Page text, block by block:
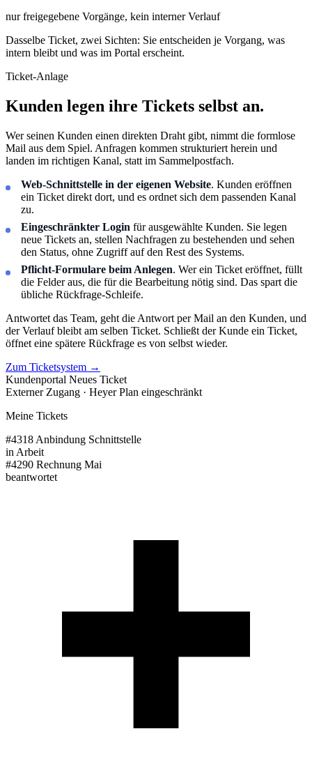
nur freigegebene Vorgänge, kein interner Verlauf
Dasselbe Ticket, zwei Sichten: Sie entscheiden je Vorgang, was
intern bleibt und was im Portal erscheint.
Ticket-Anlage
Kunden legen ihre Tickets selbst an.
Wer seinen Kunden einen direkten Draht gibt, nimmt die formlose
Mail aus dem Spiel. Anfragen kommen strukturiert herein und
landen im richtigen Kanal, statt im Sammelpostfach.
Web-Schnittstelle in der eigenen Website. Kunden eröffnen
ein Ticket direkt dort, und es ordnet sich dem passenden Kanal
zu.
Eingeschränkter Login für ausgewählte Kunden. Sie legen
neue Tickets an, stellen Nachfragen zu bestehenden und sehen
den Status, ohne Zugriff auf den Rest des Systems.
Pflicht-Formulare beim Anlegen. Wer ein Ticket eröffnet, füllt
die Felder aus, die für die Bearbeitung nötig sind. Das spart die
übliche Rückfrage-Schleife.
Antwortet das Team, geht die Antwort per Mail an den Kunden, und
der Verlauf bleibt am selben Ticket. Schließt der Kunde ein Ticket,
öffnet eine spätere Rückfrage es von selbst wieder.
Zum Ticketsystem →
Kundenportal Neues Ticket
Externer Zugang · Heyer Plan eingeschränkt
Meine Tickets
#4318 Anbindung Schnittstelle
in Arbeit
#4290 Rechnung Mai
beantwortet